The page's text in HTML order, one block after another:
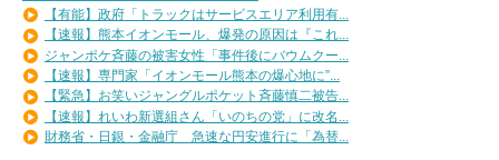
【有能】政府「トラックはサービスエリア利用有...
【速報】熊本イオンモール、爆発の原因は『これ...
ジャンポケ斉藤の被害女性「事件後にバウムクー...
【速報】専門家「イオンモール熊本の爆心地に”...
【緊急】お笑いジャングルポケット斉藤慎二被告...
【速報】れいわ新選組さん「いのちの党」に改名...
財務省・日銀・金融庁 急速な円安進行に「為替...